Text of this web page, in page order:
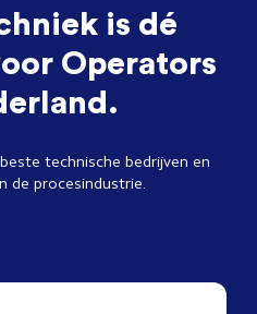
is dé
Operators
technische bedrijven en
de procesindustrie.